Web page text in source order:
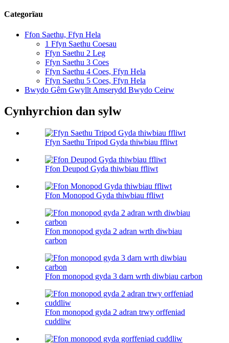
Categorïau
Ffon Saethu, Ffyn Hela
1 Ffyn Saethu Coesau
Ffyn Saethu 2 Leg
Ffyn Saethu 3 Coes
Ffyn Saethu 4 Coes, Ffyn Hela
Ffyn Saethu 5 Coes, Ffyn Hela
Bwydo Gêm Gwyllt Amserydd Bwydo Ceirw
Cynhyrchion dan sylw
Ffyn Saethu Tripod Gyda thiwbiau ffliwt
Ffon Deupod Gyda thiwbiau ffliwt
Ffon Monopod Gyda thiwbiau ffliwt
Ffon monopod gyda 2 adran wrth diwbiau
carbon
Ffon monopod gyda 3 darn wrth diwbiau carbon
Ffon monopod gyda 2 adran trwy orffeniad
cuddliw